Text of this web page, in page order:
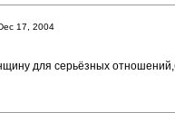
17, 2004
для серьёзных